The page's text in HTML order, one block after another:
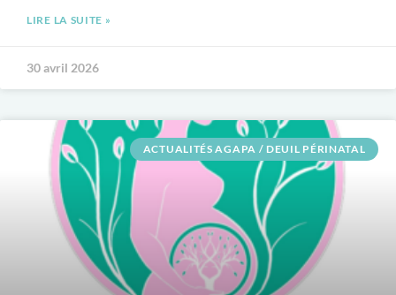
LIRE LA SUITE »
30 avril 2026
ACTUALITÉS AGAPA / DEUIL PÉRINATAL